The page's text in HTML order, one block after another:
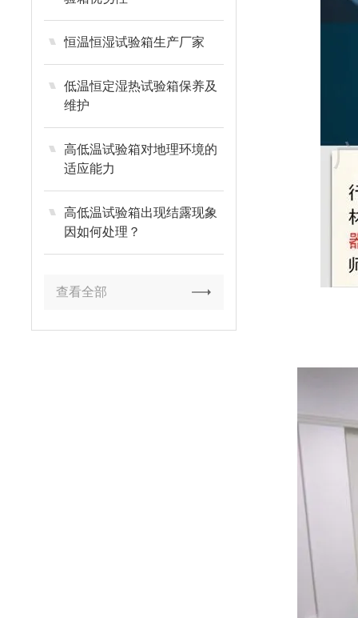
恒温恒湿试验箱生产厂家
低温恒定湿热试验箱保养及
维护
高低温试验箱对地理环境的
适应能力
高低温试验箱出现结露现象
因如何处理？
查看全部